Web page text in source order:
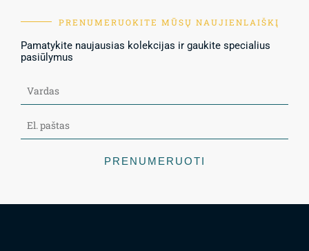
PRENUMERUOKITE MŪSŲ NAUJIENLAIŠKĮ
Pamatykite naujausias kolekcijas ir gaukite specialius
pasiūlymus
PRENUMERUOTI